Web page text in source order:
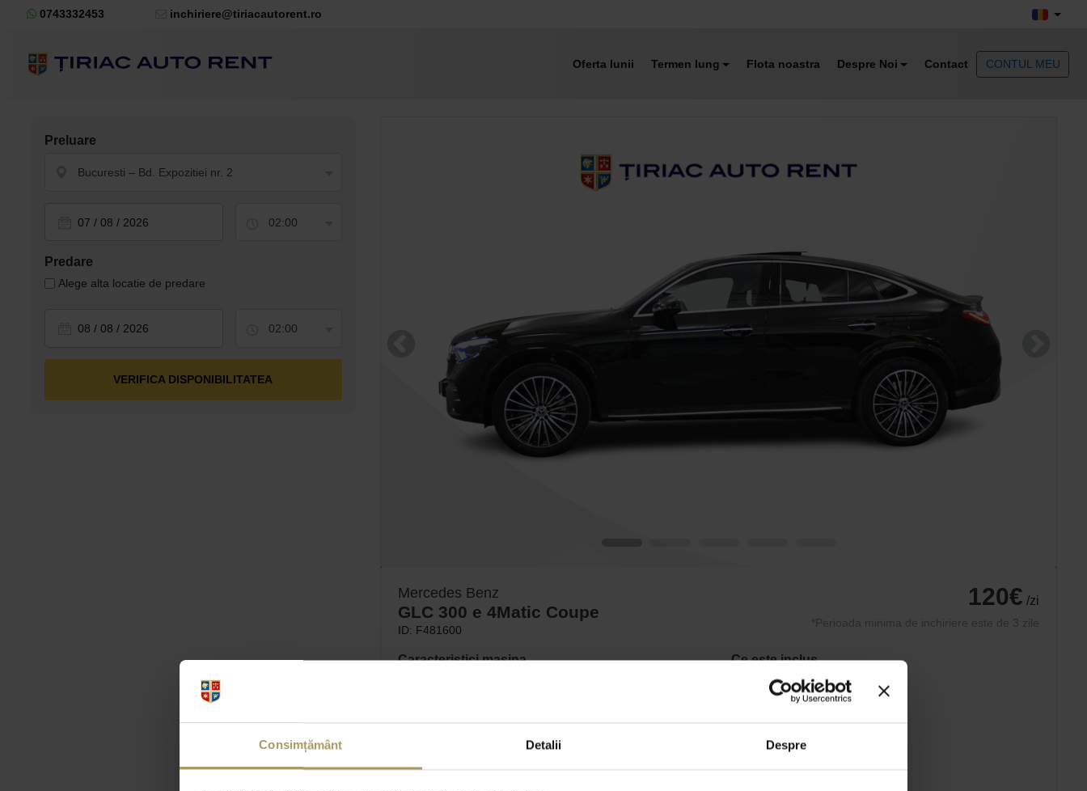
Consimțământ Detalii Despre
0743332453 inchiriere@tiriacautorent.ro
Oferta lunii Termen lung Flota noastra Despre Noi Contact CONTUL MEU
Mercedes Benz
GLC 300 e 4Matic Coupe
ID: F481600
120€ /zi
*Perioada minima de inchiriere este de 3 zile
Caracteristici masina
Automata 5 Locuri 201 CP
Ce este inclus
Asigurare AUTO
Asistenta rutiera
Anvelope de iarna
Mentenanta completa
Preluare
Bucuresti – Bd. Expozitiei nr. 2
02:00
Predare
Alege alta locatie de predare
02:00
VERIFICA DISPONIBILITATEA